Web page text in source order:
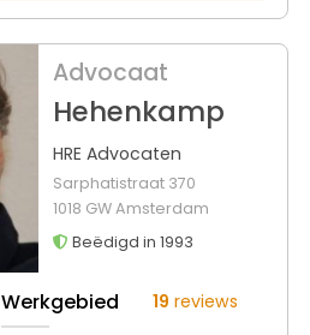
Advocaat
Hehenkamp
HRE Advocaten
Sarphatistraat 370
1018 GW Amsterdam
Beëdigd in 1993
Werkgebied 19 reviews